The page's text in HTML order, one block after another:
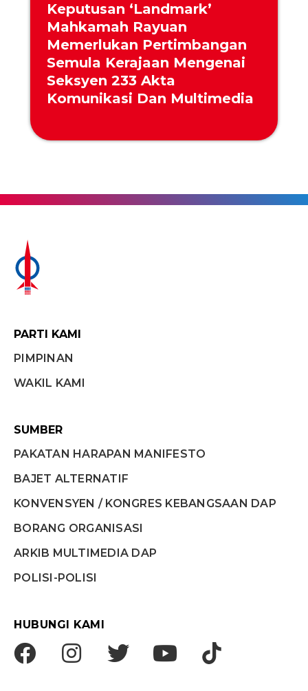
Keputusan ‘Landmark’
Mahkamah Rayuan
Memerlukan Pertimbangan
Semula Kerajaan Mengenai
Seksyen 233 Akta
Komunikasi Dan Multimedia
PARTI KAMI
PIMPINAN
WAKIL KAMI
SUMBER
PAKATAN HARAPAN MANIFESTO
BAJET ALTERNATIF
KONVENSYEN / KONGRES KEBANGSAAN DAP
BORANG ORGANISASI
ARKIB MULTIMEDIA DAP
POLISI-POLISI
HUBUNGI KAMI